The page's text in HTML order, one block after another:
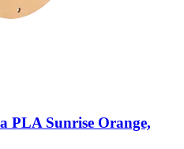
PLA Sunrise Orange,